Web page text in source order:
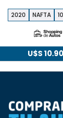
2020 NAFTA
U$S